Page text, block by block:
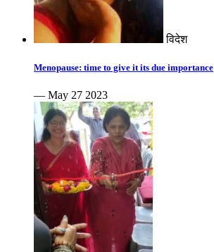
विदेश
Menopause: time to give it its due importance
— May 27 2023